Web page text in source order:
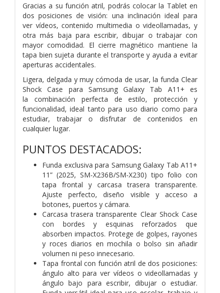
Gracias a su función atril, podrás colocar la Tablet en
dos posiciones de visión: una inclinación ideal para
ver vídeos, contenido multimedia o videollamadas, y
otra más baja para escribir, dibujar o trabajar con
mayorcomodidad. El cierre magnético mantiene la
tapa bien sujeta durante el transporte y ayuda a evitar
aperturas accidentales.
Ligera, delgada y muy cómoda de usar, la funda Clear
Shock Case para Samsung Galaxy Tab A11+ es
la combinación perfecta de estilo, protección y
funcionalidad, ideal tanto para uso diario como para
estudiar,trabajar o disfrutar de contenidos en
cualquier lugar.
PUNTOS DESTACADOS:
Funda exclusiva para Samsung Galaxy Tab A11+
11” (2025, SM-X236B/SM-X230) tipo folio con
tapa frontal y carcasa trasera transparente.
Ajuste perfecto, diseño visible y acceso a
botones, puertos y cámara.
Carcasa trasera transparente Clear Shock Case
con bordes y esquinas reforzados que
absorben impactos. Protege de golpes, rayones
y roces diarios en mochila o bolso sin añadir
volumen ni peso innecesario.
Tapa frontal con función atril de dos posiciones:
ángulo alto para ver vídeos o videollamadas y
ángulobajo para escribir, dibujar o estudiar.